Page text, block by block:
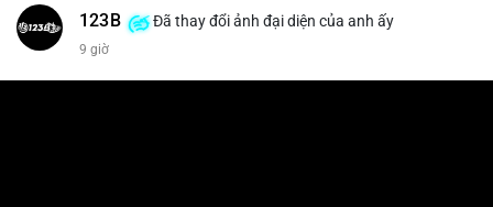
123B Đã thay đổi ảnh đại diện của anh ấy
9 giờ